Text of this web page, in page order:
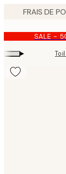
content.SALE -
▸